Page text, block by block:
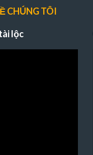
CHÚNG TÔI
lộc